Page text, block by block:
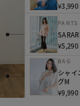
¥3,990
PANTS
¥5,290
BAG
シャイ
グM
¥9,990